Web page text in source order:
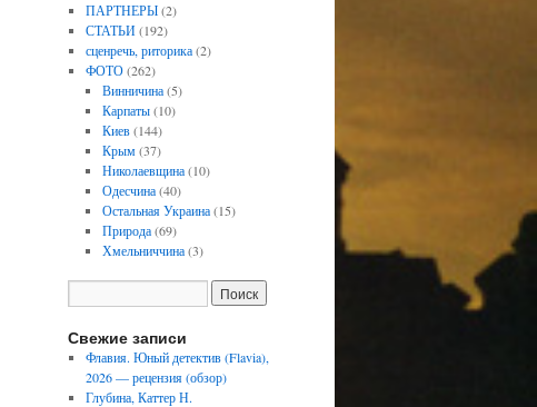
ПАРТНЕРЫ(2)
СТАТЬИ(192)
сценречь, риторика(2)
ФОТО(262)
Винничина(5)
Карпаты(10)
Киев(144)
Крым(37)
Николаевщина(10)
Одесчина(40)
Остальная Украина(15)
Природа(69)
Хмельниччина(3)
Свежие записи
Флавия. Юный детектив (Flavia),
2026 — рецензия (обзор)
Глубина, Каттер Н.